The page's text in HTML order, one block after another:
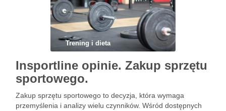
Trening i dieta
Insportline opinie. Zakup sprzętu
sportowego.
Zakup sprzętu sportowego to decyzja, która wymaga
przemyślenia i analizy wielu czynników. Wśród dostępnych